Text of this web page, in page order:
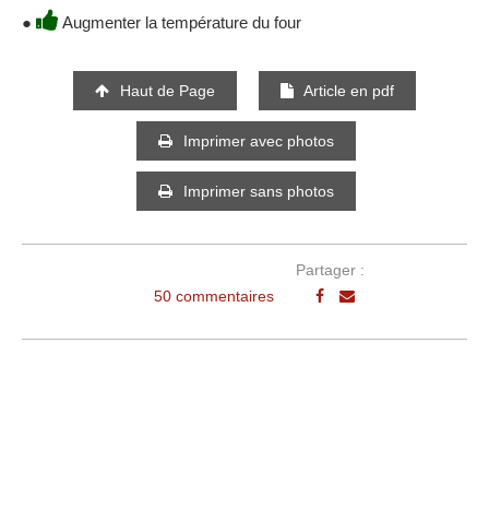
● Augmenter la température du four
Haut de Page Article en pdf
Imprimer avec photos
Imprimer sans photos
50 commentaires
Partager :